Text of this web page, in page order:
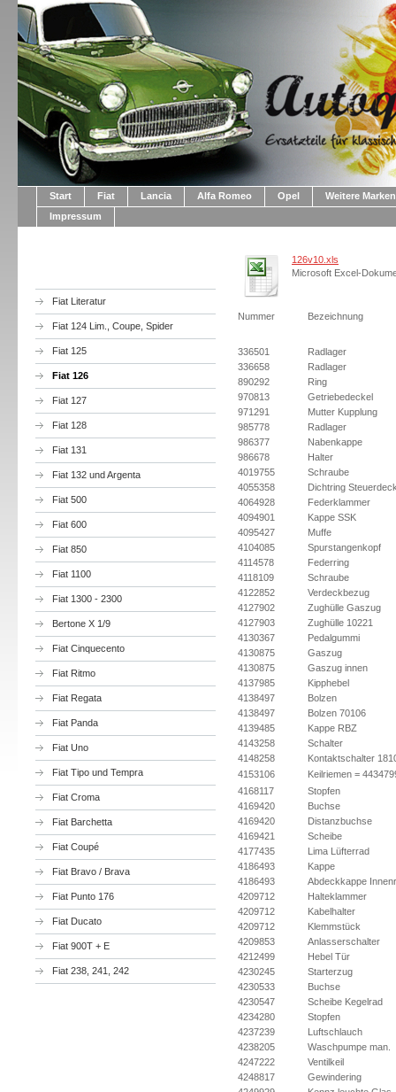
Start Fiat Lancia Alfa Romeo Opel
Weitere Marken
Impressum
Fiat Literatur
Fiat 124 Lim., Coupe, Spider
Fiat 125
Fiat 126
Fiat 127
Fiat 128
Fiat 131
Fiat 132 und Argenta
Fiat 500
Fiat 600
Fiat 850
Fiat 1100
Fiat 1300 - 2300
Bertone X 1/9
Fiat Cinquecento
Fiat Ritmo
Fiat Regata
Fiat Panda
Fiat Uno
Fiat Tipo und Tempra
Fiat Croma
Fiat Barchetta
Fiat Coupé
Fiat Bravo / Brava
Fiat Punto 176
Fiat Ducato
Fiat 900T + E
Fiat 238, 241, 242
126v10.xls
Microsoft Excel-
Nummer Bezeichnung
336501
Radlager
336658
Radlager
890292
Ring
970813
Getriebedeckel
971291
Mutter Kupplung
985778
Radlager
986377
Nabenkappe
986678
Halter
4019755
Schraube
4055358
Dichtring
4064928
Federklammer
4094901
Kappe SSK
4095427
Muffe
4104085
Spurstangenkopf
4114578
Federring
4118109
Schraube
4122852
Verdeckbezug
4127902
Zughülle Gaszug
4127903
Zughülle 10221
4130367
Pedalgummi
4130875
Gaszug
4130875
Gaszug innen
4137985
Kipphebel
4138497
Bolzen
4138497
Bolzen 70106
4139485
Kappe RBZ
4143258
Schalter
4148258
Kontaktschalter
4153106
Keilriemen =
4168117
Stopfen
4169420
Buchse
4169420
Distanzbuchse
4169421
Scheibe
4177435
Lima Lüfterrad
4186493
Kappe
4186493
Abdeckkappe
4209712
Halteklammer
4209712
Kabelhalter
4209712
Klemmstück
4209853
Anlasserschalter
4212499
Hebel Tür
4230245
Starterzug
4230533
Buchse
4230547
Scheibe Kegelrad
4234280
Stopfen
4237239
Luftschlauch
4238205
Waschpumpe man.
4247222
Ventilkeil
4248817
Gewindering